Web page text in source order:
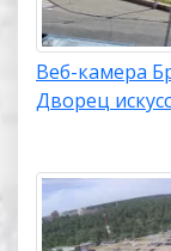
Веб-камера
Дворец